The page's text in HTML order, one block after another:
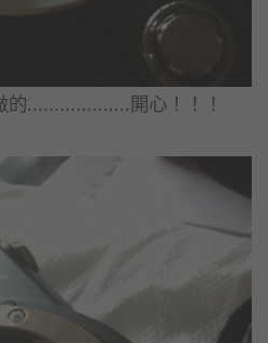
...................開心！！！